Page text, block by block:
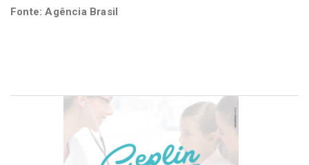
Fonte: Agência Brasil